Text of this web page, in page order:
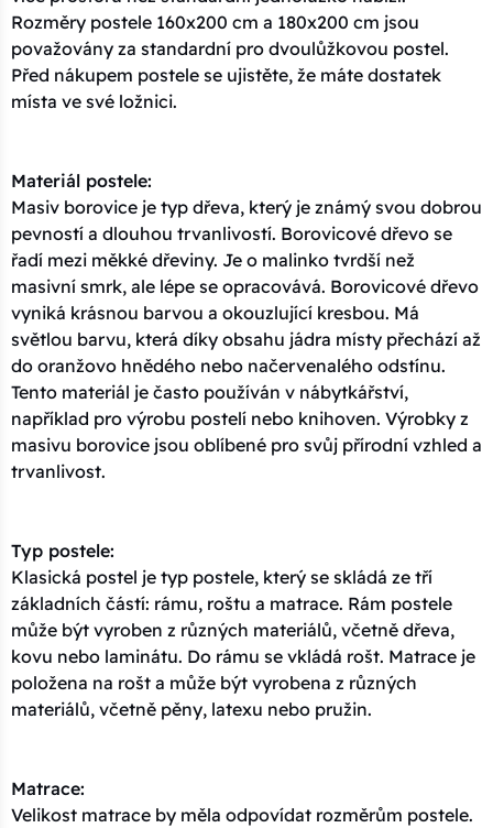
Rozměry postele 160x200 cm a 180x200 cm jsou
považovány za standardní pro dvoulůžkovou postel.
Před nákupem postele se ujistěte, že máte dostatek
místa ve své ložnici.
Materiál postele:
Masiv borovice je typ dřeva, který je známý svou dobrou
pevností a dlouhou trvanlivostí. Borovicové dřevo se
řadí mezi měkké dřeviny. Je o malinko tvrdší než
masivní smrk, ale lépe se opracovává. Borovicové dřevo
vyniká krásnou barvou a okouzlující kresbou. Má
světlou barvu, která díky obsahu jádra místy přechází až
do oranžovo hnědého nebo načervenalého odstínu.
Tento materiál je často používán v nábytkářství,
například pro výrobu postelí nebo knihoven. Výrobky z
masivu borovice jsou oblíbené pro svůj přírodní vzhled a
trvanlivost.
Typ postele:
Klasická postel je typ postele, který se skládá ze tří
základních částí: rámu, roštu a matrace. Rám postele
může být vyroben z různých materiálů, včetně dřeva,
kovu nebo laminátu. Do rámu se vkládá rošt. Matrace je
položena na rošt a může být vyrobena z různých
materiálů, včetně pěny, latexu nebo pružin.
Matrace:
Velikost matrace by měla odpovídat rozměrům postele.